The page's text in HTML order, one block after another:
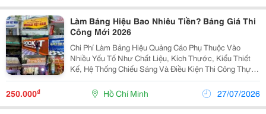
Làm Bảng Hiệu Bao Nhiêu Tiền? Bảng Giá Thi
Công Mới 2026
Chi Phí Làm Bảng Hiệu Quảng Cáo Phụ Thuộc Vào
Nhiều Yếu Tố Như Chất Liệu, Kích Thước, Kiểu Thiết
Kế, Hệ Thống Chiếu Sáng Và Điều Kiện Thi Công Thực
Tế. Vì Vậy, Rất Khó Để Đưa Ra Một Mức Giá Cố Định
Áp Dụng Cho Mọi Công Trình. Để Nhận Được Báo Giá...
250.000₫ Hồ Chí Minh 27/07/2026